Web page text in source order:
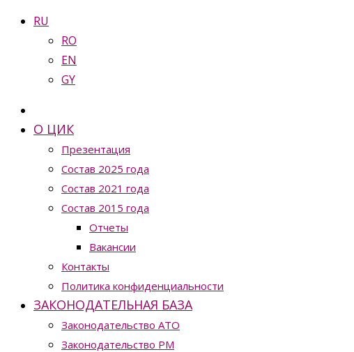
RU
RO
EN
GY
О ЦИК
Презентация
Состав 2025 года
Состав 2021 года
Состав 2015 года
Отчеты
Вакансии
Контакты
Политика конфиденциальности
ЗАКОНОДАТЕЛЬНАЯ БАЗА
Законодательство ATO
Законодательство РМ